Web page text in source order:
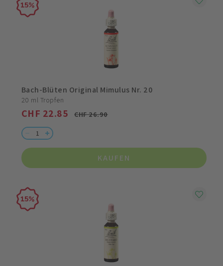
15
Bach-Blüten Original Mimulus Nr. 20
20 ml Tropfen
CHF 26.90
CHF 22.85
KAUFEN
15